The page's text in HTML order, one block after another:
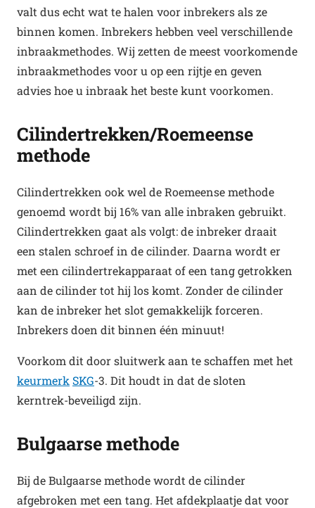
valt dus echt wat te halen voor inbrekers als ze
binnen komen. Inbrekers hebben veel verschillende
inbraakmethodes. Wij zetten de meest voorkomende
inbraakmethodes voor u op een rijtje en geven
advies hoe u inbraak het beste kunt voorkomen.
Cilindertrekken/Roemeense
methode
Cilindertrekken ook wel de Roemeense methode
genoemd wordt bij 16% van alle inbraken gebruikt.
Cilindertrekken gaat als volgt: de inbreker draait
een stalen schroef in de cilinder. Daarna wordt er
met een cilindertrekapparaat of een tang getrokken
aan de cilinder tot hij los komt. Zonder de cilinder
kan de inbreker het slot gemakkelijk forceren.
Inbrekers doen dit binnen één minuut!
Voorkom dit door sluitwerk aan te schaffen met het
keurmerk SKG-3. Dit houdt in dat de sloten
kerntrek-beveiligd zijn.
Bulgaarse methode
Bij de Bulgaarse methode wordt de cilinder
afgebroken met een tang. Het afdekplaatje dat voor